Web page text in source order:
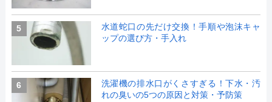
5
水道蛇口の先だけ交換！手順や泡沫キャ
ップの選び方・手入れ
6
洗濯機の排水口がくさすぎる！下水・汚
れの臭いの5つの原因と対策・予防策